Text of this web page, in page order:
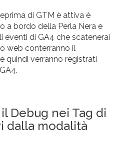
di GTM è attiva è
a bordo della Perla Nera e
di GA4 che scatenerai
web conterranno il
e quindi verranno registrati
Debug nei Tag di
dalla modalità